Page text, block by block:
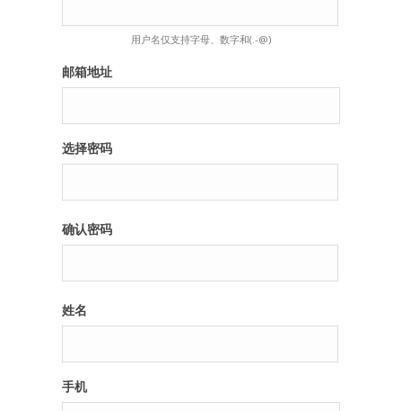
纪录片2 青年人不同活法
出彩2016
用户名仅支持字母、数字和(.-@)
邮箱地址
选择密码
确认密码
姓名
手机